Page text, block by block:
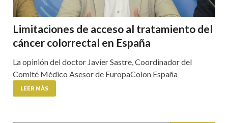
Limitaciones de acceso al tratamiento del
cáncer colorrectal en España
La opinión del doctor Javier Sastre, Coordinador del
Comité Médico Asesor de EuropaColon España
LEER MÁS